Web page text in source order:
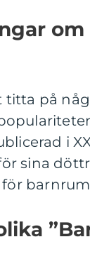
titta på
i
sina